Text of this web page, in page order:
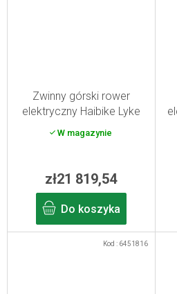
Zwinny górski rower
elektryczny Haibike Lyke
CF 10 High carbon/silver
L/47 2025
W magazynie
zł21 819,54
Do koszyka
Kod : 6451816